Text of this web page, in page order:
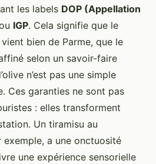
les labels DOP (Appellation
IGP. Cela signifie que le
bien de Parme, que le
selon un savoir-faire
n’est pas une simple
Ces garanties ne sont pas
: elles transforment
Un tiramisu au
exemple, a une onctuosité
une expérience sensorielle